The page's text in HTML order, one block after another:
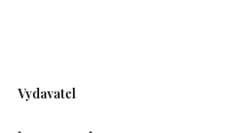
Vydavatel